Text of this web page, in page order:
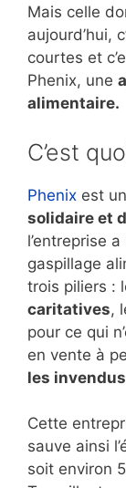
Mais celle
aujourd’hui,
courtes et
Phenix, une
alimentaire.
C’est
Phenix est
solidaire et
l’entreprise
gaspillage
trois piliers :
caritatives,
pour ce qui
en vente à
les invendus
Cette
sauve ainsi
soit environ